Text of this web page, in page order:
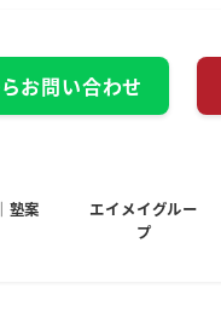
お問い合わせ
塾案
エイメイグルー
プ